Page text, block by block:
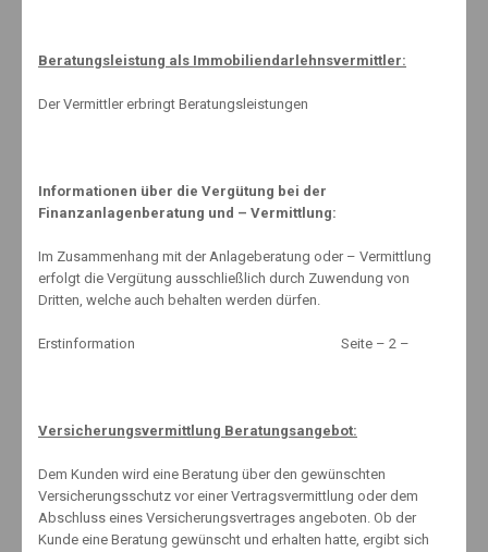
18. April 2014
Da die Versicherungsbranche von anhaltend niedrigen Zinsen
ausgeht, will sie mit neuen Produkten einen großen Schritt in
werden.
By:Knut Mäuselein
Bei der Auswahl von Pflegetagegeld-Policen stehen meistens die
Leistungen in Pflegestufe III im Fokus von Beratern und Kunden.
Dabei landen die meisten Pflegefälle in den niedrigeren
Beratungsleistung als Immobiliendarlehnsvermittler:
Der Vermittler erbringt Beratungsleistungen
Informationen über die Vergütung bei der
Finanzanlagenberatung und – Vermittlung:
Im Zusammenhang mit der Anlageberatung oder – Vermittlung
erfolgt die Vergütung ausschließlich durch Zuwendung von
Dritten, welche auch behalten werden dürfen.
Erstinformation Seite – 2 –
Versicherungsvermittlung Beratungsangebot:
Dem Kunden wird eine Beratung über den gewünschten
Versicherungsschutz vor einer Vertragsvermittlung oder dem
Abschluss eines Versicherungsvertrages angeboten. Ob der
Kunde eine Beratung gewünscht und erhalten hatte, ergibt sich